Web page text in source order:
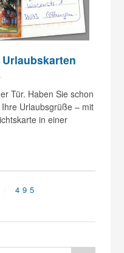
Tür. Haben Sie schon
Urlaubsgrüße – mit
in einer
495